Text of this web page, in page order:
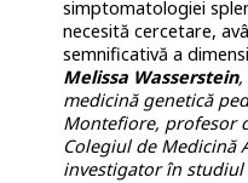
simptomatologiei
necesită cercetare,
semnificativă a
Melissa Wasserstein,
medicină genetică
Montefiore, profesor
Colegiul de Medicină
investigator în studiul